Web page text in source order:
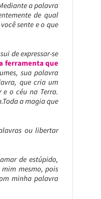
a palavra
de qual
sente e o que
de expressar-se
ferramenta que
sua palavra
que cria um
o céu na Terra.
a magia que
ou libertar
de estúpido,
mesmo, pois
minha palavra